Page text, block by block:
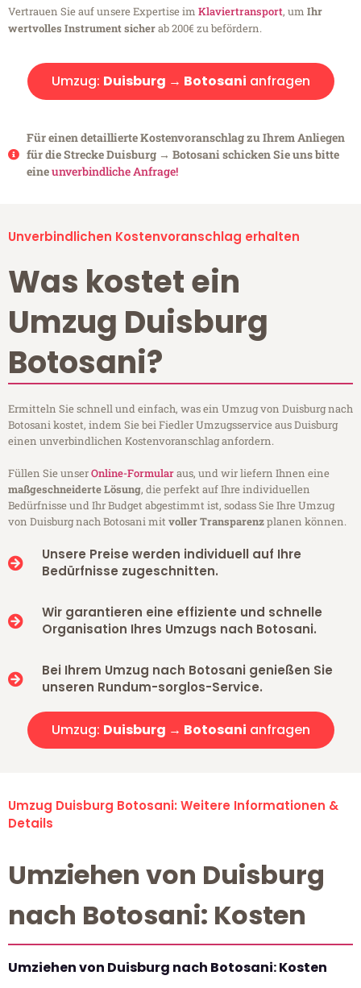
Vertrauen Sie auf unsere Expertise im Klaviertransport, um Ihr
wertvolles Instrument sicherab 200€ zu befördern.
Umzug: Duisburg → Botosani anfragen
Für einen detaillierte Kostenvoranschlag zu Ihrem Anliegen
für die Strecke Duisburg → Botosani schicken Sie uns bitte
eineunverbindliche Anfrage!
Unverbindlichen Kostenvoranschlag erhalten
Was kostet ein
Umzug Duisburg
Botosani?
Ermitteln Sie schnell und einfach, was ein Umzug von Duisburg nach
Botosani kostet, indem Sie bei Fiedler Umzugsservice aus Duisburg
einen unverbindlichen Kostenvoranschlag anfordern.
Füllen Sie unserOnline-Formularaus, und wir liefern Ihnen eine
maßgeschneiderte Lösung, die perfekt auf Ihre individuellen
Bedürfnisse und Ihr Budget abgestimmt ist, sodass Sie Ihre Umzug
von Duisburg nach Botosani mitvoller Transparenzplanen können.
Unsere Preise werden individuell auf Ihre
Bedürfnisse zugeschnitten.
Wir garantieren eine effiziente und schnelle
Organisation Ihres Umzugs nach Botosani.
Bei Ihrem Umzug nach Botosani genießen Sie
unseren Rundum-sorglos-Service.
Umzug: Duisburg → Botosani anfragen
Umzug Duisburg Botosani: Weitere Informationen &
Details
Umziehen von Duisburg
nach Botosani: Kosten
Umziehen von Duisburg nach Botosani: Kosten